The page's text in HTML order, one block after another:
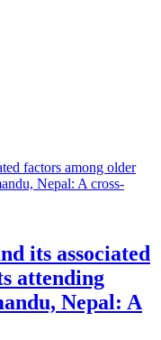
its associated
attending
Nepal: A